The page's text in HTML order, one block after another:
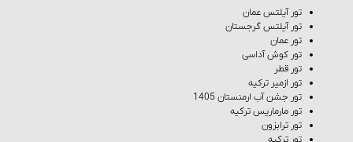
تور آیلتس عمان
تور آیلتس گرجستان
تور عمان
تور کوش‌ آداسی
تور قطر
تور ازمیر ترکیه
تور جشن آب ارمنستان 1405
تور مارماریس ترکیه
تور ترابزون
تور ترکیه